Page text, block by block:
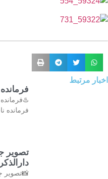
اخبار مرتبط
فرمانده
تصویر
📸تصویر